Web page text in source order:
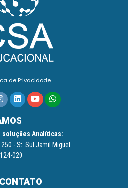
de Privacidade
soluções Analíticas:
- St. Sul Jamil Miguel
020